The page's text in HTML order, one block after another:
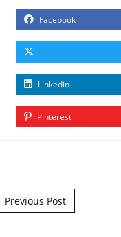
Facebook
Linkedin
Pinterest
navigation
Previous Post